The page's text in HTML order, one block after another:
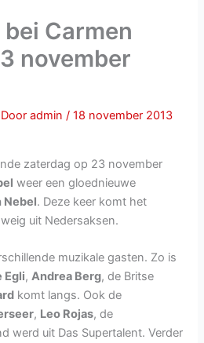
Carmen
november
admin/18 november 2013
zaterdag op 23 november
weer een gloednieuwe
Nebel. Deze keer komt het
uit Nedersaksen.
muzikale gasten. Zo is
Egli,Andrea Berg, de Britse
komt langs. Ook de
, Leo Rojas, de
werd uit Das Supertalent. Verder